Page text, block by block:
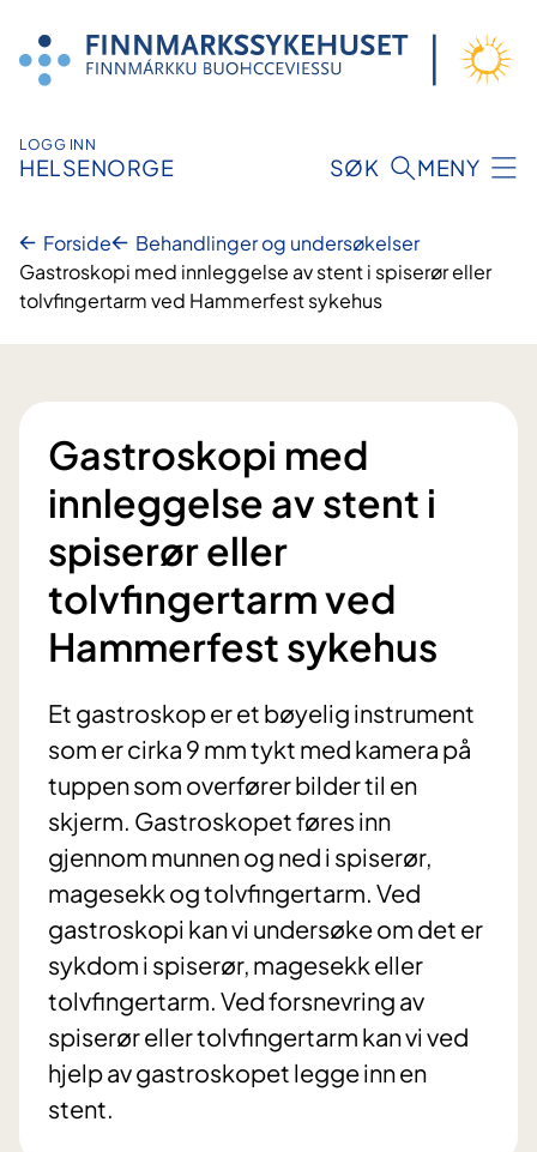
innhold
LOGG INN
HELSENORGE SØK MENY
Forside
Behandlinger og undersøkelser
Gastroskopi med innleggelse av stent i spiserør eller
tolvfingertarm ved Hammerfest sykehus
Gastroskopi med
innleggelse av stent i
spiserør eller
tolvfingertarm ved
Hammerfest sykehus
Et gastroskop er et bøyelig instrument
som er cirka 9 mm tykt med kamera på
tuppen som overfører bilder til en
skjerm. Gastroskopet føres inn
gjennom munnen og ned i spiserør,
magesekk og tolvfingertarm. Ved
gastroskopi kan vi undersøke om det er
sykdom i spiserør, magesekk eller
tolvfingertarm. Ved forsnevring av
spiserør eller tolvfingertarm kan vi ved
hjelp av gastroskopet legge inn en
stent.